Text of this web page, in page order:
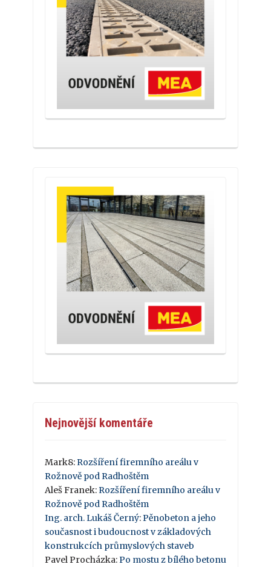
Nejnovější komentáře
Mark8: Rozšíření firemního areálu v
Rožnově pod Radhoštěm
Aleš Franek: Rozšíření firemního areálu v
Rožnově pod Radhoštěm
Ing. arch. Lukáš Černý: Pěnobeton a jeho
současnost i budoucnost v základových
konstrukcích průmyslových staveb
Pavel Procházka: Po mostu z bílého betonu